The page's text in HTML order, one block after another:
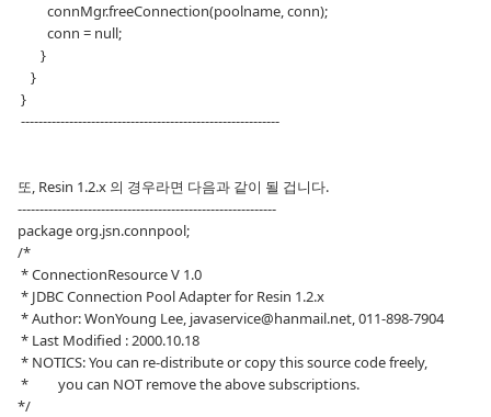
connMgr.freeConnection(poolname, conn);
conn = null;
}
}
}
-----------------------------------------------------------
또, Resin 1.2.x 의 경우라면 다음과 같이 될 겁니다.
-----------------------------------------------------------
package org.jsn.connpool;
/*
* ConnectionResource V 1.0
* JDBC Connection Pool Adapter for Resin 1.2.x
* Author: WonYoung Lee, javaservice@hanmail.net, 011-898-7904
* Last Modified : 2000.10.18
* NOTICS: You can re-distribute or copy this source code freely,
* you can NOT remove the above subscriptions.
*/